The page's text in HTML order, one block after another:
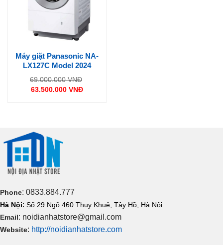
Máy giặt Panasonic NA-
LX127C Model 2024
69.000.000VNĐ
63.500.000 VNĐ
Phone: 0833.884.777
Hà Nội: Số 29 Ngõ 460 Thụy Khuê, Tây Hồ, Hà Nội
Email: noidianhatstore@gmail.com
Website: http://noidianhatstore.com